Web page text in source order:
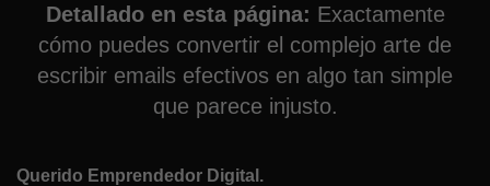
Detallado en esta página: Exactamente
cómo puedes convertir el complejo arte de
escribir emails efectivos en algo tan simple
que parece injusto.
Querido Emprendedor Digital.